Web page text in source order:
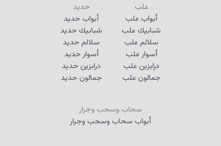
علب
أبواب علب
شبابيك علب
سلالم علب
أسوار علب
درابزين علب
جمالون علب
حديد
أبواب حديد
شبابيك حديد
سلالم حديد
أسوار حديد
درابزين حديد
جمالون حديد
سحاب وسحب وجرار
أبواب سحاب وسحب وجرار